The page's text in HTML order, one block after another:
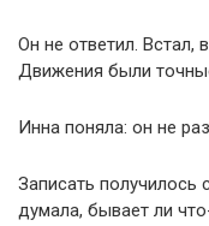
Он не ответил. Встал,
Движения были
Инна поняла: он не
Записать получилось
думала, бывает ли